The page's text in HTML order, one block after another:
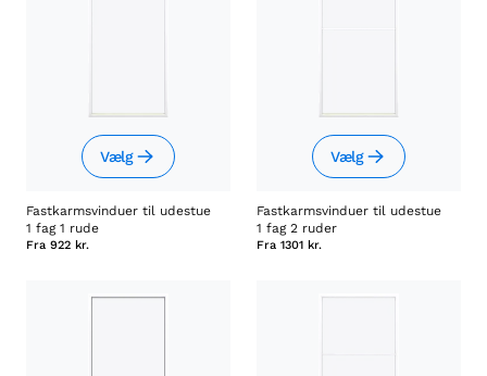
Vælg
Fastkarmsvinduer til udestue
1 fag 1 rude
Fra 922 kr.
Vælg
Fastkarmsvinduer til udestue
1 fag 2 ruder
Fra 1301 kr.